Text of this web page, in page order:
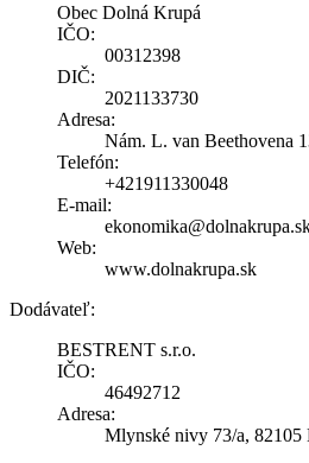
Obec Dolná Krupá
IČO:
00312398
DIČ:
2021133730
Adresa:
Nám. L. van Beethovena
Telefón:
+421911330048
E-mail:
Web:
www.dolnakrupa.sk
Dodávateľ:
BESTRENT s.r.o.
IČO:
46492712
Adresa:
Mlynské nivy 73/a, 82105